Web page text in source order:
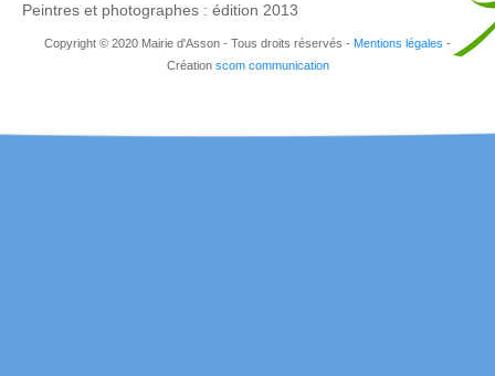
Peintres et photographes : édition 2013
Copyright © 2020 Mairie d'Asson - Tous droits réservés - Mentions légales -
Création scom communication